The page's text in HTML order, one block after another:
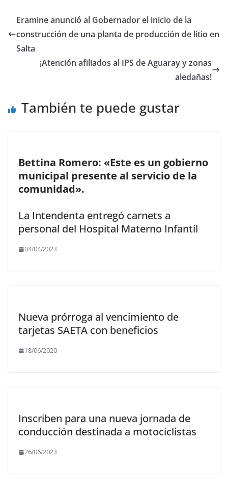
b
o
k
d
o
l p
ar
r
Eramine anunció al Gobernador el inicio de la
construcción de una planta de producción de litio en
Salta
¡Atención afiliados al IPS de Aguaray y zonas
aledañas!
También te puede gustar
Bettina Romero: «Este es un gobierno
municipal presente al servicio de la
comunidad».
La Intendenta entregó carnets a
personal del Hospital Materno Infantil
04/04/2023
Nueva prórroga al vencimiento de
tarjetas SAETA con beneficios
18/06/2020
Inscriben para una nueva jornada de
conducción destinada a motociclistas
26/06/2023